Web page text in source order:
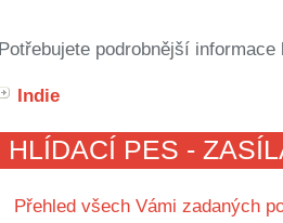
Potřebujete podrobnější
Indie
HLÍDACÍ PES -
Přehled všech Vámi zadaných